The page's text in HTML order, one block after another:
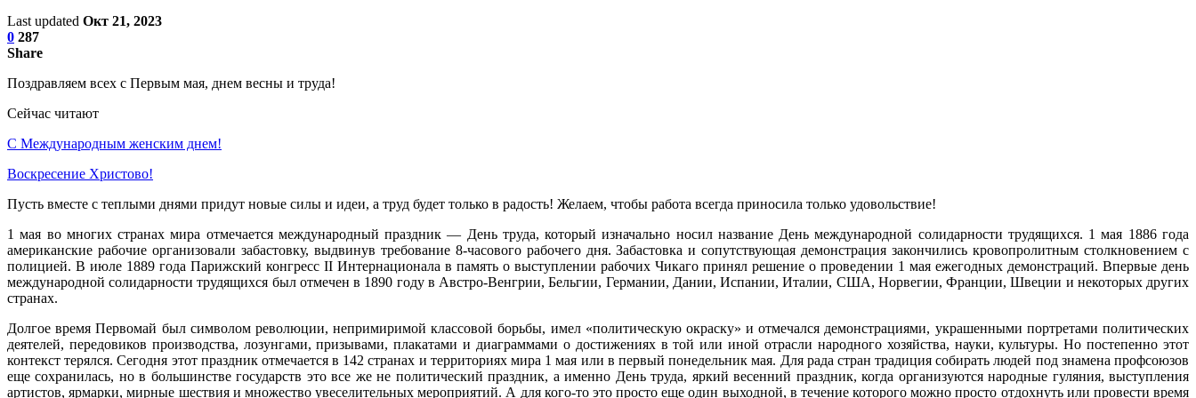
Last updated Окт 21, 2023
0 287
Share
Поздравляем всех с Первым мая, днем весны и труда!
Сейчас читают
С Международным женским днем!
Воскресение Xристово!
Пусть вместе с теплыми днями придут новые силы и идеи, а труд будет только в радость! Желаем, чтобы работа всегда приносила только удовольствие!
1 мая во многих странах мира отмечается международный праздник — День труда, который изначально носил название День международной солидарности трудящихся. 1 мая 1886 года
американские рабочие организовали забастовку, выдвинув требование 8-часового рабочего дня. Забастовка и сопутствующая демонстрация закончились кровопролитным столкновением с
полицией. В июле 1889 года Парижский конгресс II Интернационала в память о выступлении рабочих Чикаго принял решение о проведении 1 мая ежегодных демонстраций. Впервые день
международной солидарности трудящихся был отмечен в 1890 году в Австро-Венгрии, Бельгии, Германии, Дании, Испании, Италии, США, Норвегии, Франции, Швеции и некоторых других
странах.
Долгое время Первомай был символом революции, непримиримой классовой борьбы, имел «политическую окраску» и отмечался демонстрациями, украшенными портретами политических
деятелей, передовиков производства, лозунгами, призывами, плакатами и диаграммами о достижениях в той или иной отрасли народного хозяйства, науки, культуры. Но постепенно этот
контекст терялся. Сегодня этот праздник отмечается в 142 странах и территориях мира 1 мая или в первый понедельник мая. Для рада стран традиция собирать людей под знамена профсоюзов
еще сохранилась, но в большинстве государств это все же не политический праздник, а именно День труда, яркий весенний праздник, когда организуются народные гуляния, выступления
артистов, ярмарки, мирные шествия и множество увеселительных мероприятий. А для кого-то это просто еще один выходной, в течение которого можно просто отдохнуть или провести время